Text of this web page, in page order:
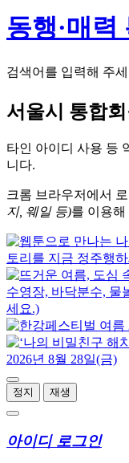
동행·매력
검색어를 입력해 주
서울시 통합
타인 아이디 사용 등
니다.
크롬 브라우저에서
지, 웨일 등)를 이용
정지 재생
아이디 로그인